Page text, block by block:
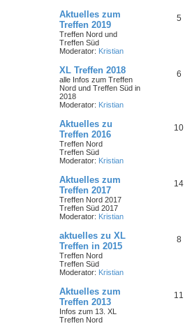
Aktuelles zum
Treffen 2019
Treffen Nord und
Treffen Süd
Moderator: Kristian
5
XL Treffen 2018
alle Infos zum Treffen
Nord und Treffen Süd in
2018
Moderator: Kristian
6
Aktuelles zu
Treffen 2016
Treffen Nord
Treffen Süd
Moderator: Kristian
10
Aktuelles zum
Treffen 2017
Treffen Nord 2017
Treffen Süd 2017
Moderator: Kristian
14
aktuelles zu XL
Treffen in 2015
Treffen Nord
Treffen Süd
Moderator: Kristian
8
Aktuelles zum
Treffen 2013
Infos zum 13. XL
Treffen Nord
11